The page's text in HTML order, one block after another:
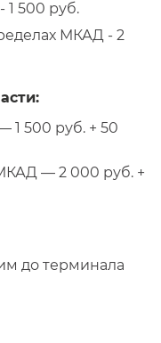
500 руб.
МКАД - 2
1 500 руб. + 50
— 2 000 руб. +
до терминала